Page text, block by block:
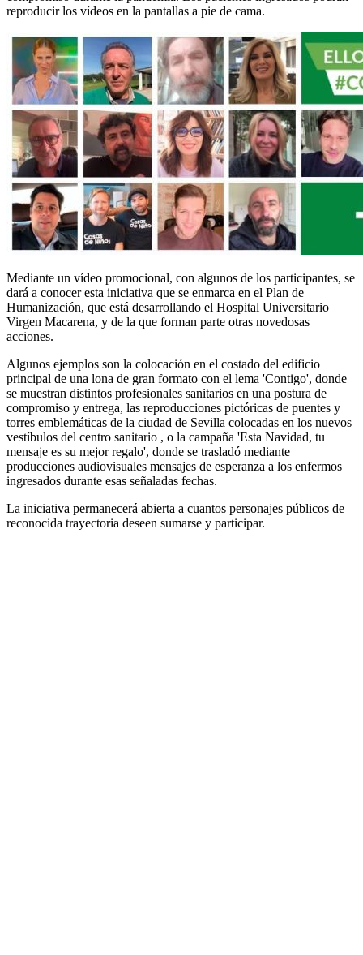
reproducir los vídeos en la pantallas a pie de cama.
Mediante un vídeo promocional, con algunos de los participantes, se
dará a conocer esta iniciativa que se enmarca en el Plan de
Humanización, que está desarrollando el Hospital Universitario
Virgen Macarena, y de la que forman parte otras novedosas
acciones.
Algunos ejemplos son la colocación en el costado del edificio
principal de una lona de gran formato con el lema 'Contigo', donde
se muestran distintos profesionales sanitarios en una postura de
compromiso y entrega, las reproducciones pictóricas de puentes y
torres emblemáticas de la ciudad de Sevilla colocadas en los nuevos
vestíbulos del centro sanitario , o la campaña 'Esta Navidad, tu
mensaje es su mejor regalo', donde se trasladó mediante
producciones audiovisuales mensajes de esperanza a los enfermos
ingresados durante esas señaladas fechas.
La iniciativa permanecerá abierta a cuantos personajes públicos de
reconocida trayectoria deseen sumarse y participar.